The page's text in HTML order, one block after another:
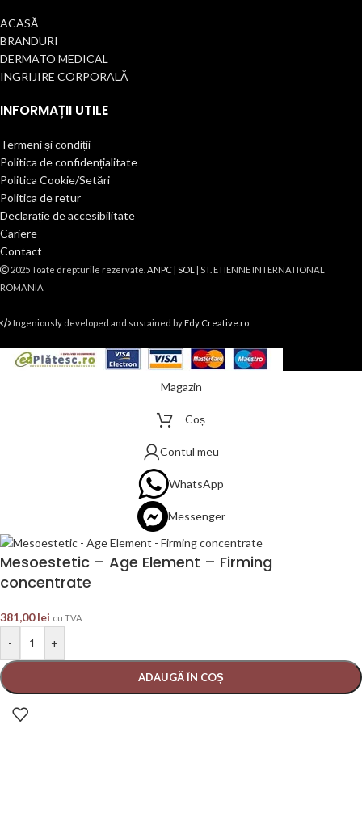
ACASĂ
BRANDURI
DERMATO MEDICAL
INGRIJIRE CORPORALĂ
INFORMAȚII UTILE
Termeni și condiții
Politica de confidențialitate
Politica Cookie/Setări
Politica de retur
Declarație de accesibilitate
Cariere
Contact
2025 Toate drepturile rezervate. ANPC | SOL
| ST. ETIENNE INTERNATIONAL
ROMANIA
Ingeniously developed and sustained byEdy Creative.ro
Magazin
Coș
Contul meu
WhatsApp
Messenger
Mesoestetic – Age Element – Firming
concentrate
381,00lei cu TVA
- +
ADAUGĂ ÎN COȘ